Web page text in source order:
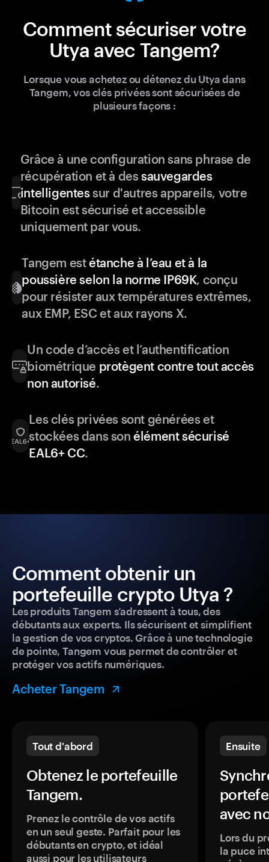
Comment sécuriser votre
Utya avec Tangem?
Lorsque vous achetez ou détenez du Utya dans
Tangem, vos clés privées sont sécurisées de
plusieurs façons :
Grâce à une configuration sans phrase de
récupération et à dessauvegardes
intelligentessur d'autres appareils, votre
Bitcoin est sécurisé et accessible
uniquement par vous.
Tangem estétanche à l’eau et à la
poussière selon la norme IP69K, conçu
pour résister aux températures extrêmes,
aux EMP, ESC et aux rayons X.
Un code d’accès et l’authentification
biométrique protègent contre tout accès
non autorisé.
Les clés privées sont générées et
stockées dans sonélément sécurisé
EAL6+ CC.
Comment obtenir un
portefeuille crypto Utya ?
Les produits Tangem s’adressent à tous, des
débutants aux experts. Ils sécurisent et simplifient
la gestion de vos cryptos. Grâce à une technologie
de pointe, Tangem vous permet de contrôler et
protéger vos actifs numériques.
Acheter Tangem
Tout d'abord
Obtenez le portefeuille
Tangem.
Prenez le contrôle de vos actifs
en un seul geste. Parfait pour les
débutants en crypto, et idéal
aussi pour les utilisateurs
Ensuite
avec
Lors du
la puce